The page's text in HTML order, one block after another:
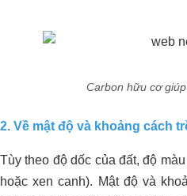
Carbon hữu cơ
2. Về mật độ và khoảng cách
Tùy theo độ dốc của đất, độ
hoặc xen canh). Mật độ và
Anh